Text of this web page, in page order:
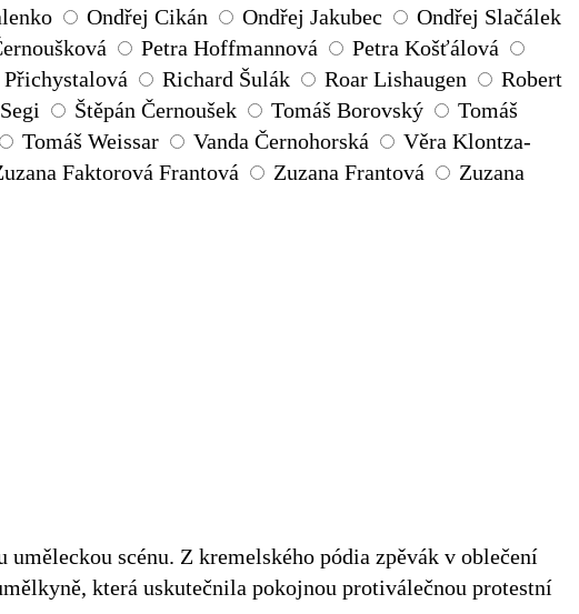
Ondřej Cikán Ondřej Jakubec
Ondřej Slačálek
Petra Hoffmannová
Petra Košťálová
Přichystalová Richard Šulák Roar Lishaugen
Robert
Štěpán Černoušek Tomáš Borovský
Tomáš
Tomáš Weissar Vanda Černohorská
Věra Klontza-
Faktorová Frantová Zuzana Frantová
Zuzana
scénu. Z kremelského pódia zpěvák v oblečení
která uskutečnila pokojnou protiválečnou protestní